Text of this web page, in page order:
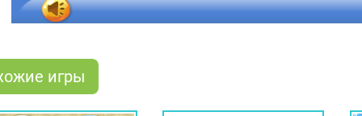
игры